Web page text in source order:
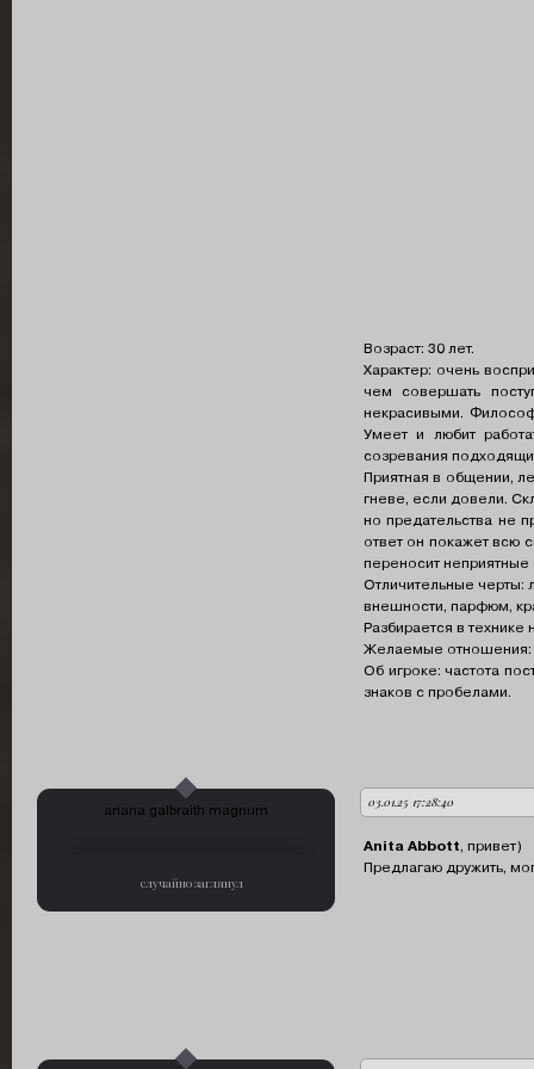
Возраст: 30 лет.
Характер: очень
чем совершать
некрасивыми.
Умеет и любит
созревания
Приятная в общении,
гневе, если довели.
но предательства не
ответ он покажет всю
переносит
Отличительные черты:
внешности, парфюм,
Разбирается в технике
Желаемые отношения:
Об игроке: частота
знаков с пробелами.
03.01.25 17:28:40
случайно заглянул
автор:
ariana galbraith magnum
Anita Abbott, привет)
Предлагаю дружить,